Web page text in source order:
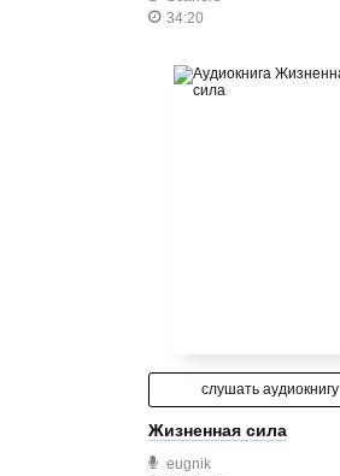
34:20
слушать аудиокнигу
Жизненная сила
eugnik